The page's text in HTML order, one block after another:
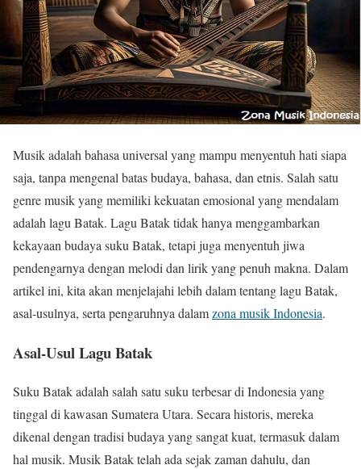
Musik adalah bahasa universal yang mampu menyentuh hati siapa
saja, tanpa mengenal batas budaya, bahasa, dan etnis. Salah satu
genre musik yang memiliki kekuatan emosional yang mendalam
adalah lagu Batak. Lagu Batak tidak hanya menggambarkan
kekayaan budaya suku Batak, tetapi juga menyentuh jiwa
pendengarnya dengan melodi dan lirik yang penuh makna. Dalam
artikel ini, kita akan menjelajahi lebih dalam tentang lagu Batak,
asal-usulnya, serta pengaruhnya dalamzona musik Indonesia.
Asal-Usul Lagu Batak
Suku Batak adalah salah satu suku terbesar di Indonesia yang
tinggal di kawasan Sumatera Utara. Secara historis, mereka
dikenal dengan tradisi budaya yang sangat kuat, termasuk dalam
hal musik. Musik Batak telah ada sejak zaman dahulu, dan